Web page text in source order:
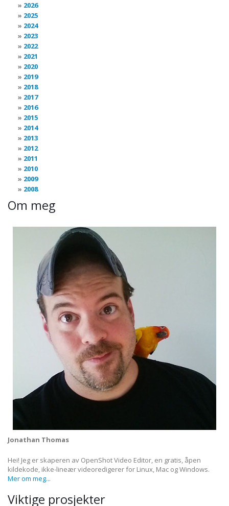
2026
2025
2024
2023
2022
2021
2020
2019
2018
2017
2016
2015
2014
2013
2012
2011
2010
2009
2008
Om meg
Jonathan Thomas
Hei! Jeg er skaperen av OpenShot Video Editor, en gratis, åpen
kildekode, ikke-lineær videoredigerer for Linux, Mac og Windows.
Mer om meg...
Viktige prosjekter